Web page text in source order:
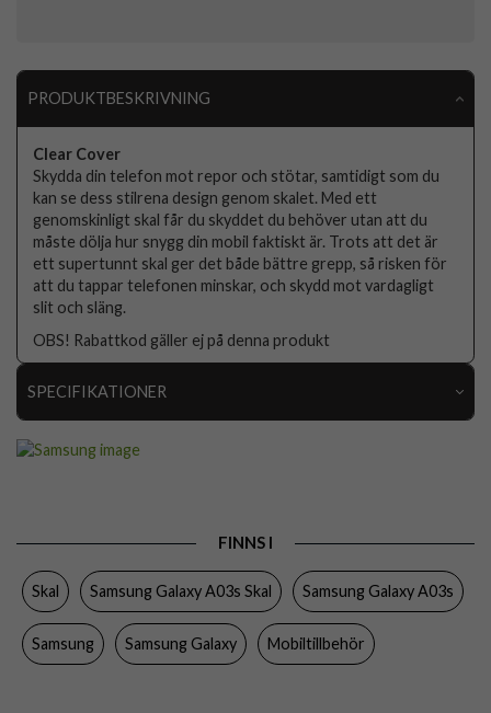
PRODUKTBESKRIVNING
Clear Cover
Skydda din telefon mot repor och stötar, samtidigt som du
kan se dess stilrena design genom skalet. Med ett
genomskinligt skal får du skyddet du behöver utan att du
måste dölja hur snygg din mobil faktiskt är. Trots att det är
ett supertunnt skal ger det både bättre grepp, så risken för
att du tappar telefonen minskar, och skydd mot vardagligt
slit och släng.
OBS! Rabattkod gäller ej på denna produkt
SPECIFIKATIONER
Färg Genomskinlig
Material Mjukplast (TPU)
Varumärke
FINNS I
Skal Samsung Galaxy A03s Skal Samsung Galaxy A03s
Samsung Samsung Galaxy Mobiltillbehör